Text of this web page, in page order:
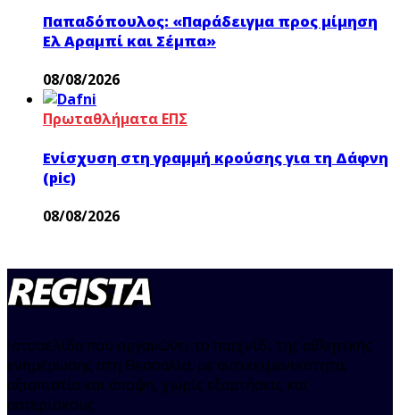
Παπαδόπουλος: «Παράδειγμα προς μίμηση
Ελ Αραμπί και Σέμπα»
08/08/2026
Πρωταθλήματα ΕΠΣ
Ενίσχυση στη γραμμή κρούσης για τη Δάφνη
(pic)
08/08/2026
Ιστοσελίδα που οργανώνει το παιχνίδι της αθλητικής
ενημέρωσης στη Θεσσαλία, με αντικειμενικότητα,
αξιοπιστία και άποψη, χωρίς εξαρτήσεις και
αστερίσκους.